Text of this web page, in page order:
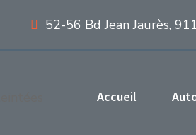
52-56 Bd Jean Jaurès,
Accueil